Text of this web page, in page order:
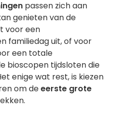
passen zich aan
genieten van de
voor een
familiedag uit, of voor
een totale
bioscopen tijdsloten die
enige wat rest, is kiezen
om deeerste grote